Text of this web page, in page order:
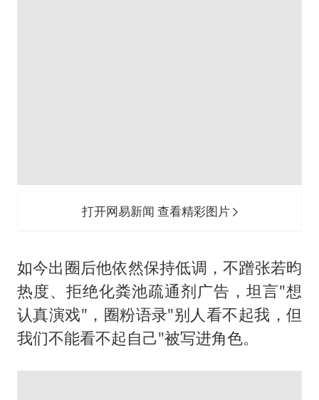
打开网易新闻 查看精彩图片
如今出圈后他依然保持低调，不蹭张若昀
热度、拒绝化粪池疏通剂广告，坦言"想
认真演戏"，圈粉语录"别人看不起我，但
我们不能看不起自己"被写进角色。